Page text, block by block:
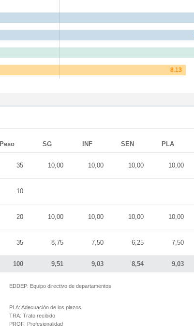
Peso SG INF SEN PLA
100 9,51 9,03 8,54 9,03
35 10,00 10,00 10,00 10,00
10
20 10,00 10,00 10,00 10,00
35 8,75 7,50 6,25 7,50
EDDEP: Equipo directivo de departamentos
PLA: Adecuación de los plazos
TRA: Trato recibido
PROF: Profesionalidad